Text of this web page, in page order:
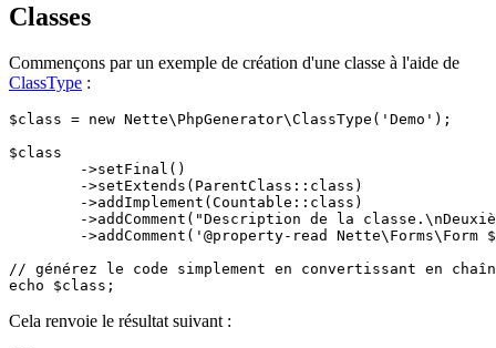
Classes
Commençons par un exemple de création d'une classe à l'aide de
ClassType :
$class = new Nette\PhpGenerator\ClassType('Demo');
$class
// générez le code simplement en convertissant en
Cela renvoie le résultat suivant :